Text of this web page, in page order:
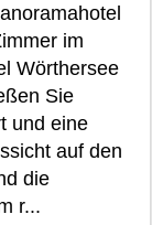
im
Wörthersee
Sie
und eine
auf den
die
r...